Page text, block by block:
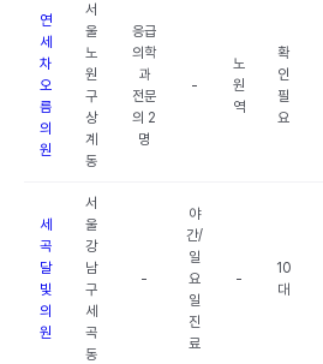
연
세
차
오
름
의
원
서
울
노
원
구
상
계
동
응급
의학
과
전문
의 2
명
-
노
원
역
확
인
필
요
세
곡
달
빛
의
원
서
울
강
남
구
세
곡
동
-
야
간/
일
요
일
진
료
-
10
대